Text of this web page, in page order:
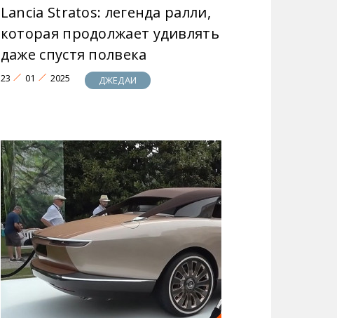
Lancia Stratos: легенда ралли,
которая продолжает удивлять
даже спустя полвека
23 01 2025 ДЖЕДАИ